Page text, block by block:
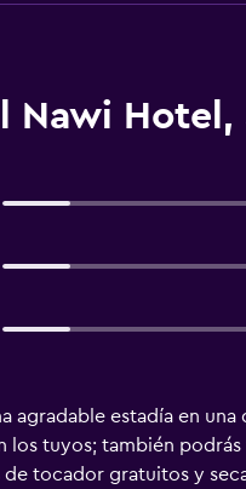
Nawi Hotel,
agradable estadía en
los tuyos; también
tocador gratuitos y